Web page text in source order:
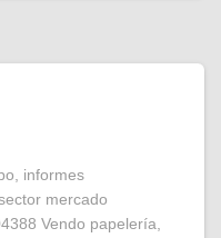
informes
mercado
Vendo papelería,